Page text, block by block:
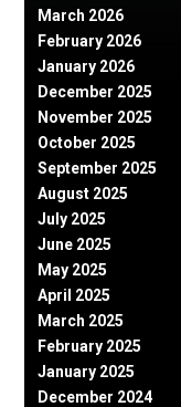
March 2026
February 2026
January 2026
December 2025
November 2025
October 2025
September 2025
August 2025
July 2025
June 2025
May 2025
April 2025
March 2025
February 2025
January 2025
December 2024